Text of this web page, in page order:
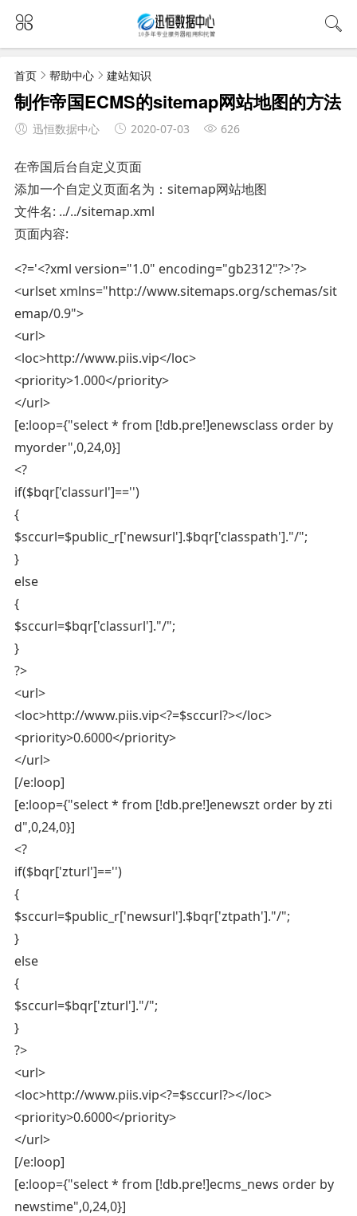
首页 帮助中心 建站知识
制作帝国ECMS的sitemap网站地图的方法
迅恒数据中心 2020-07-03 626
在帝国后台自定义页面
添加一个自定义页面名为：sitemap网站地图
文件名: ../../sitemap.xml
页面内容:
<?='<?xml version="1.0" encoding="gb2312"?>'?>
<urlset xmlns="http://www.sitemaps.org/schemas/sit
emap/0.9">
<url>
<loc>http://www.piis.vip</loc>
<priority>1.000</priority>
</url>
[e:loop={"select * from [!db.pre!]enewsclass order by
myorder",0,24,0}]
<?
if($bqr['classurl']=='')
{
$sccurl=$public_r['newsurl'].$bqr['classpath']."/";
}
else
{
$sccurl=$bqr['classurl']."/";
}
?>
<url>
<loc>http://www.piis.vip<?=$sccurl?></loc>
<priority>0.6000</priority>
</url>
[/e:loop]
[e:loop={"select * from [!db.pre!]enewszt order by zti
d",0,24,0}]
<?
if($bqr['zturl']=='')
{
$sccurl=$public_r['newsurl'].$bqr['ztpath']."/";
}
else
{
$sccurl=$bqr['zturl']."/";
}
?>
<url>
<loc>http://www.piis.vip<?=$sccurl?></loc>
<priority>0.6000</priority>
</url>
[/e:loop]
[e:loop={"select * from [!db.pre!]ecms_news order by
newstime",0,24,0}]